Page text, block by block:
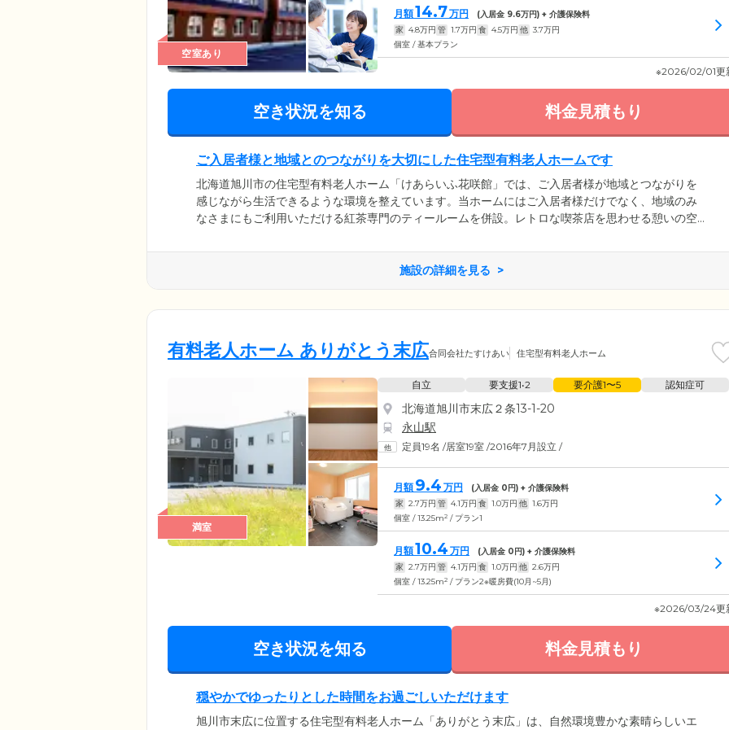
空室あり
月額14.7万円 (入居金 9.6万円) + 介護保険料
家 4.8万円 管 1.7万円 食 4.5万円 他 3.7万円
個室 / 基本プラン
※2026/02/01更
空き状況を知る 料金見積もり
ご入居者様と地域とのつながりを大切にした住宅型有料老人ホームです
北海道旭川市の住宅型有料老人ホーム「けあらいふ花咲館」では、ご入居者様が地域とつながりを
感じながら生活できるような環境を整えています。当ホームにはご入居者様だけでなく、地域のみ
なさまにもご利用いただける紅茶専門のティールームを併設。レトロな喫茶店を思わせる憩いの空
コミュニティホールがあり、地域の方々に会合や生涯学習の場としてご利用いただいています。こ
のように地域に開かれたホームであることは、ご入居者様を地域全体で見守ることにもつながりま
施設の詳細を見る
有料老人ホーム ありがとう末広合同会社たすけあい 住宅型有料老人ホーム
満室
自立 要支援1•2 要介護1〜5 認知症可
北海道旭川市末広２条13-1-20
永山駅
定員19名 /居室19室 /2016年7月設立 /
月額 9.4 万円 (入居金 0 円) + 介護保険料
家 2.7万円 管 4.1万円 食 1.0万円 他 1.6万円
個室 / 13.25m2 / プラン1
月額10.4 万円 (入居金 0 円) + 介護保険料
家 2.7万円 管 4.1万円 食 1.0万円 他 2.6万円
個室 / 13.25m2 / プラン2※暖房費(10月~5月)
※2026/03/24更
空き状況を知る 料金見積もり
穏やかでゆったりとした時間をお過ごしいただけます
旭川市末広に位置する住宅型有料老人ホーム「ありがとう末広」は、自然環境豊かな素晴らしいエ